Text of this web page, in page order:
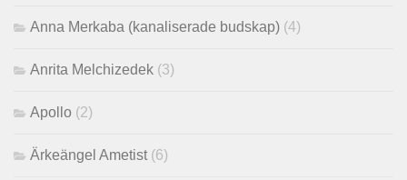
Anna Merkaba (kanaliserade budskap) (4)
Anrita Melchizedek (3)
Apollo (2)
Ärkeängel Ametist (6)